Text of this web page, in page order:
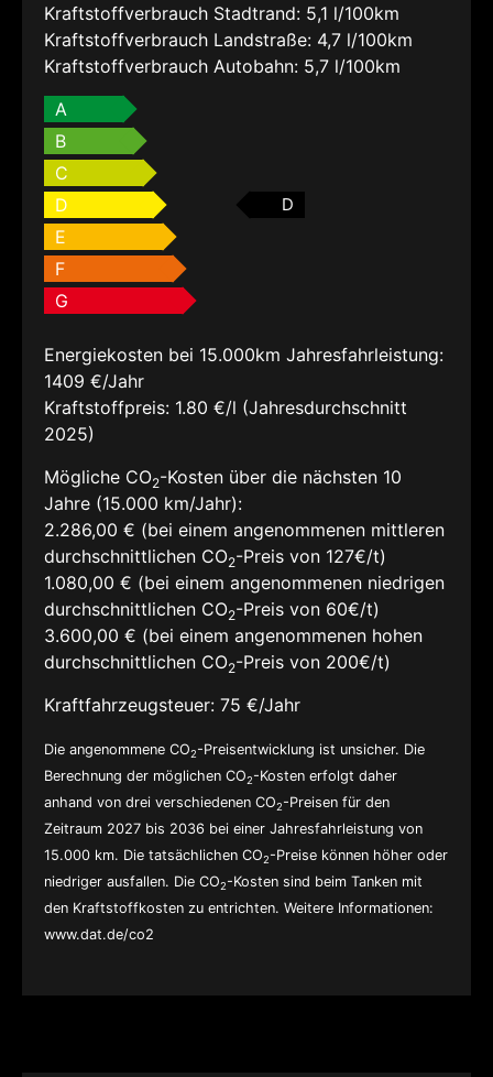
Kraftstoffverbrauch Stadtrand: 5,1 l/100km
Kraftstoffverbrauch Landstraße: 4,7 l/100km
Kraftstoffverbrauch Autobahn: 5,7 l/100km
A
B
C
D
D
E
F
G
Energiekosten bei 15.000km Jahresfahrleistung:
1409 €/Jahr
Kraftstoffpreis: 1.80 €/l (Jahresdurchschnitt
2025)
Mögliche CO2-Kosten über die nächsten 10
Jahre (15.000 km/Jahr):
2.286,00 € (bei einem angenommenen mittleren
durchschnittlichen CO2-Preis von 127€/t)
1.080,00 € (bei einem angenommenen niedrigen
durchschnittlichen CO2-Preis von 60€/t)
3.600,00 € (bei einem angenommenen hohen
durchschnittlichen CO2-Preis von 200€/t)
Kraftfahrzeugsteuer: 75 €/Jahr
Die angenommene CO2-Preisentwicklung ist unsicher. Die
Berechnung der möglichen CO2-Kosten erfolgt daher
anhand von drei verschiedenen CO2-Preisen für den
Zeitraum 2027 bis 2036 bei einer Jahresfahrleistung von
15.000 km. Die tatsächlichen CO2-Preise können höher oder
niedriger ausfallen. Die CO2-Kosten sind beim Tanken mit
den Kraftstoffkosten zu entrichten. Weitere Informationen:
www.dat.de/co2